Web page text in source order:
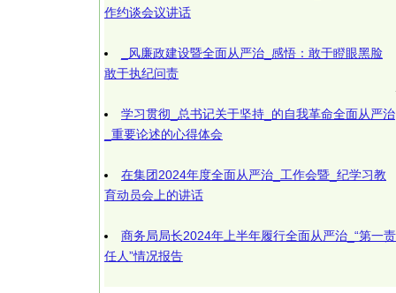
作约谈会议讲话
_风廉政建设暨全面从严治_感悟：敢于瞪眼黑脸
敢于执纪问责
学习贯彻_总书记关于坚持_的自我革命全面从严治
_重要论述的心得体会
在集团2024年度全面从严治_工作会暨_纪学习教
育动员会上的讲话
商务局局长2024年上半年履行全面从严治_“第一责
任人”情况报告